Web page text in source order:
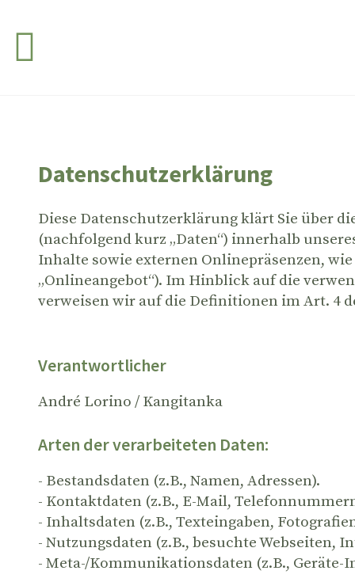
Datenschutzerklärung
Diese Datenschutzerklärung klärt Sie über
(nachfolgend kurz „Daten“) innerhalb
Inhalte sowie externen Onlinepräsenzen,
„Onlineangebot“). Im Hinblick auf die
verweisen wir auf die Definitionen im Art. 4
Verantwortlicher
André Lorino / Kangitanka
Arten der verarbeiteten Daten:
- Bestandsdaten (z.B., Namen, Adressen).
- Kontaktdaten (z.B., E-Mail,
- Inhaltsdaten (z.B., Texteingaben,
- Nutzungsdaten (z.B., besuchte Webseiten,
- Meta-/Kommunikationsdaten (z.B., Geräte-